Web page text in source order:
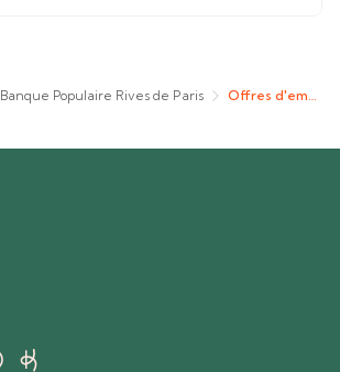
Banque Populaire Rives de Paris Offres d'emploi